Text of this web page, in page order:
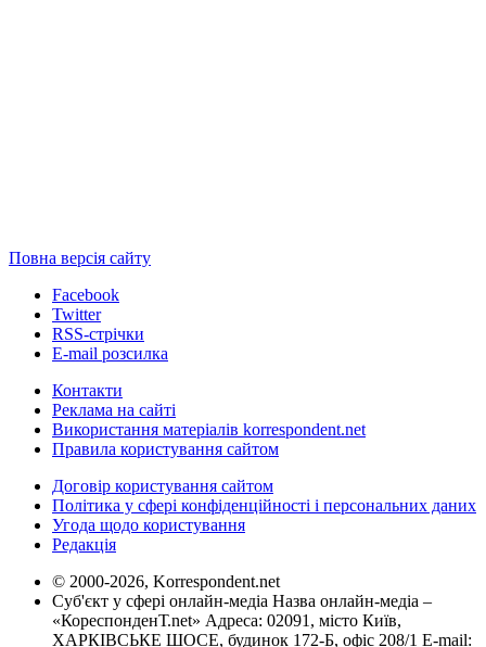
Повна версія сайту
Facebook
Twitter
RSS-стрічки
E-mail розсилка
Контакти
Реклама на сайті
Використання матеріалів korrespondent.net
Правила користування сайтом
Договір користування сайтом
Політика у сфері конфіденційності і персональних даних
Угода щодо користування
Редакція
© 2000-2026, Korrespondent.net
Суб'єкт у сфері онлайн-медіа Назва онлайн-медіа –
«КореспонденТ.net» Адреса: 02091, місто Київ,
ХАРКІВСЬКЕ ШОСЕ, будинок 172-Б, офіс 208/1 E-mail: